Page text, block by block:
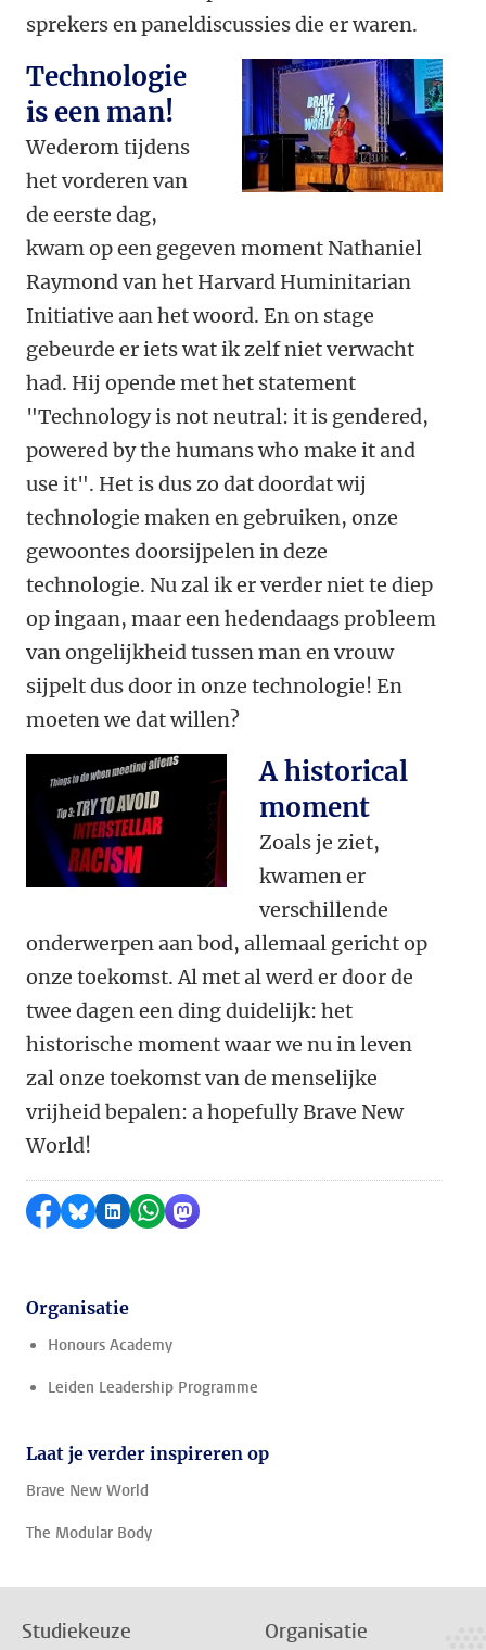
sprekers en paneldiscussies die er waren.
Technologie
is een man!
Wederom tijdens
het vorderen van
de eerste dag,
kwam op een gegeven moment Nathaniel
Raymond van het Harvard Huminitarian
Initiative aan het woord. En on stage
gebeurde er iets wat ik zelf niet verwacht
had. Hij opende met het statement
"Technology is not neutral: it is gendered,
powered by the humans who make it and
use it". Het is dus zo dat doordat wij
technologie maken en gebruiken, onze
gewoontes doorsijpelen in deze
technologie. Nu zal ik er verder niet te diep
op ingaan, maar een hedendaags probleem
van ongelijkheid tussen man en vrouw
sijpelt dus door in onze technologie! En
moeten we dat willen?
A historical
moment
Zoals je ziet,
kwamen er
verschillende
onderwerpen aan bod, allemaal gericht op
onze toekomst. Al met al werd er door de
twee dagen een ding duidelijk: het
historische moment waar we nu in leven
zal onze toekomst van de menselijke
vrijheid bepalen: a hopefully Brave New
World!
Delen op Facebook
Delen via Bluesky
Delen op LinkedIn
Delen via WhatsApp
Delen via Mastodon
Organisatie
Honours Academy
Leiden Leadership Programme
Laat je verder inspireren op
Brave New World
The Modular Body
Studiekeuze Organisatie